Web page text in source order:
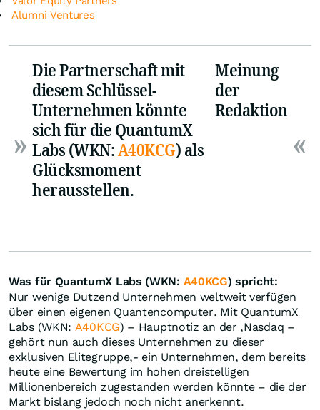
Alumni Ventures
Die Partnerschaft mit
diesem Schlüssel-
Unternehmen könnte
sich für die QuantumX
Labs (WKN:A40KCG) als
Glücksmoment
herausstellen.
Meinung
der
Redaktion
Was für QuantumX Labs (WKN: A40KCG) spricht:
Nur wenige Dutzend Unternehmen weltweit verfügen
über einen eigenen Quantencomputer. Mit QuantumX
Labs (WKN: A40KCG) – Hauptnotiz an der ,Nasdaq –
gehört nun auch dieses Unternehmen zu dieser
exklusiven Elitegruppe,- ein Unternehmen, dem bereits
heute eine Bewertung im hohen dreistelligen
Millionenbereich zugestanden werden könnte – die der
Markt bislang jedoch noch nicht anerkennt.